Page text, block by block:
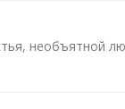
необъятной